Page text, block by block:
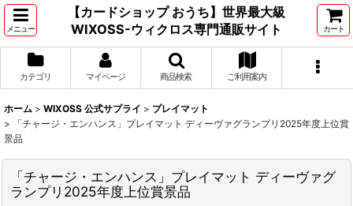
メニュー
【カードショップ おうち】世界最大級
WIXOSS-ウィクロス専門通販サイト
カート
カテゴリ マイページ 商品検索 ご利用案内
ホーム > WIXOSS 公式サプライ > プレイマット
>
「チャージ・エンハンス」プレイマット ディーヴァグランプリ2025年度上位賞
景品
「チャージ・エンハンス」プレイマット ディーヴァグ
ランプリ2025年度上位賞景品